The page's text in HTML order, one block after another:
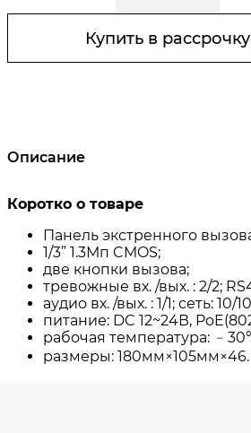
Купить в рассрочку
Описание